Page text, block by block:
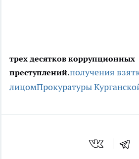
трех десятков коррупционных
преступлений.получения
лицомПрокуратуры